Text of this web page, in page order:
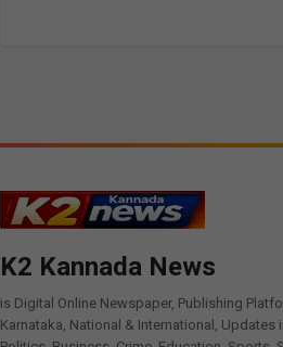
K2 Kannada News
is Digital Online Newspaper, Publishing
Karnataka, National & International, Updates